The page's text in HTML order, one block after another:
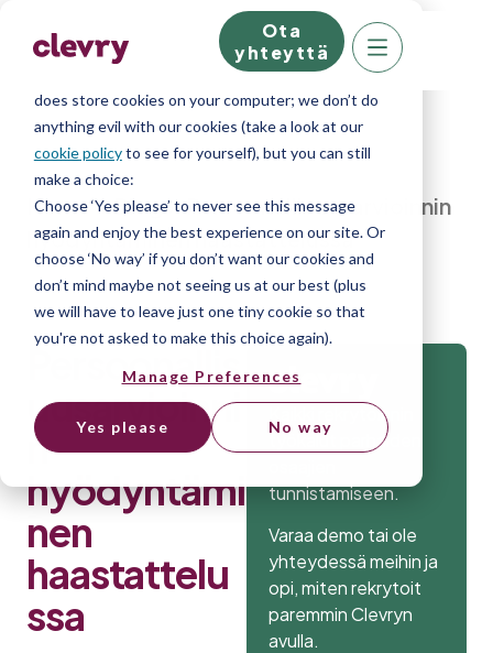
We know right? These cookie pop-ups can really
ruin your visit, so we’ll make this quick. This website
does store cookies on your computer; we don’t do
anything evil with our cookies (take a look at our
cookie policyto see for yourself), but you can still
make a choice:
Choose ‘Yes please’ to never see this message
again and enjoy the best experience on our site. Or
choose ‘No way’ if you don’t want our cookies and
don’t mind maybe not seeing us at our best (plus
we will have to leave just one tiny cookie so that
you're not asked to make this choice again).
Manage Preferences
Yes please No way
Ota
yhteyttä
Home»Blog»Persoonallisuusarvioinnin
hyödyntäminen haastattelussa
Persoonallis
uusarvioinni
n
hyödyntämi
nen
haastattelu
ssa
Kaikki rekrytoinnin
työkalut parhaiden
tunnistamiseen.
Varaa demo tai ole
yhteydessä meihin ja
opi, miten rekrytoit
paremmin Clevryn
avulla.